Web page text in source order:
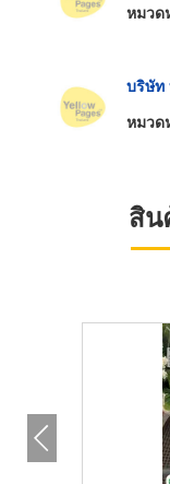
หมวด
บริษัท
หมวด
สิน